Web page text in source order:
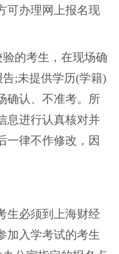
可办理网上报名现
的考生，在现场确
;未提供学历(学籍)
确认、不准考。所
息进行认真核对并
一律不作修改，因
必须到上海财经
加入学考试的考生